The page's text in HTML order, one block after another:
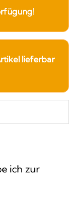
lieferbar
ich zur